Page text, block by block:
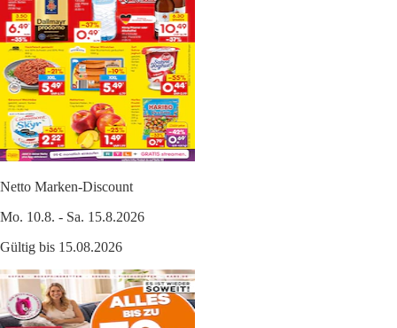
Netto Marken-Discount
Mo. 10.8. - Sa. 15.8.2026
Gültig bis 15.08.2026